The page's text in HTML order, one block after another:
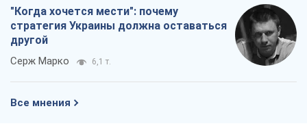
"Когда хочется мести": почему
стратегия Украины должна оставаться
другой
Серж Марко 6,1 т.
Все мнения